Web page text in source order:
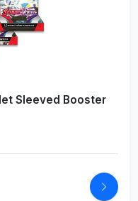
Sleeved Booster